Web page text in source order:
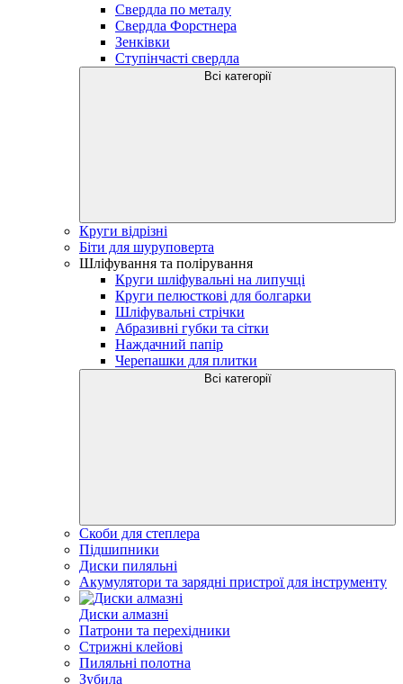
Свердла по металу
Свердла Форстнера
Зенківки
Ступінчасті свердла
Всі категорії
Круги відрізні
Біти для шуруповерта
Шліфування та полірування
Круги шліфувальні на липучці
Круги пелюсткові для болгарки
Шліфувальні стрічки
Абразивні губки та сітки
Наждачний папір
Черепашки для плитки
Всі категорії
Скоби для степлера
Підшипники
Диски пиляльні
Акумулятори та зарядні пристрої для інструменту
Диски алмазні
Патрони та перехідники
Стрижні клейові
Пиляльні полотна
Зубила